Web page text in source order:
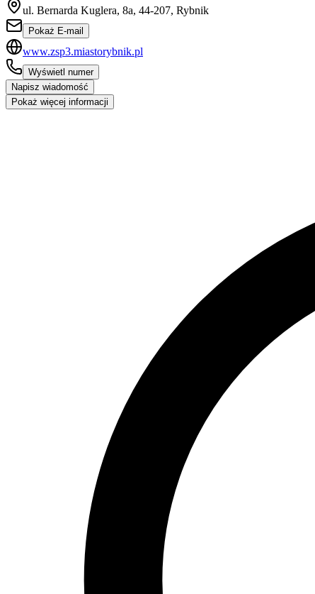
ul. Bernarda Kuglera, 8a, 44-207, Rybnik
Pokaż E-mail
www.zsp3.miastorybnik.pl
Wyświetl numer
Napisz wiadomość
Pokaż więcej informacji